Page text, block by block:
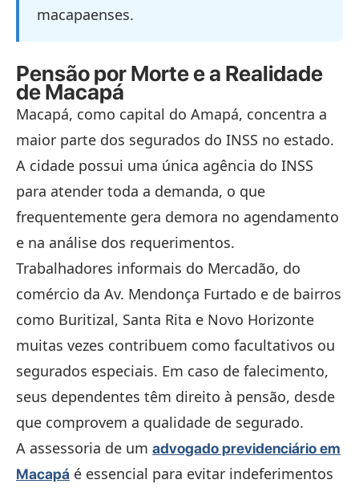
macapaenses.
Pensão por Morte e a Realidade
de Macapá
Macapá, como capital do Amapá, concentra a
maior parte dos segurados do INSS no estado.
A cidade possui uma única agência do INSS
para atender toda a demanda, o que
frequentemente gera demora no agendamento
e na análise dos requerimentos.
Trabalhadores informais do Mercadão, do
comércio da Av. Mendonça Furtado e de bairros
como Buritizal, Santa Rita e Novo Horizonte
muitas vezes contribuem como facultativos ou
segurados especiais. Em caso de falecimento,
seus dependentes têm direito à pensão, desde
que comprovem a qualidade de segurado.
A assessoria de um advogado previdenciário em
Macapá é essencial para evitar indeferimentos